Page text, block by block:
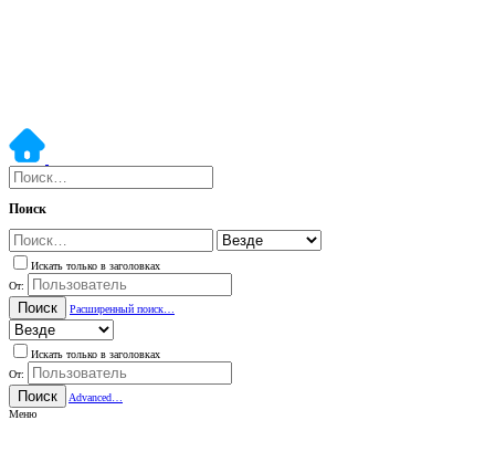
Поиск
Искать только в заголовках
От:
Поиск Расширенный поиск…
Искать только в заголовках
От:
Поиск
Advanced…
Меню